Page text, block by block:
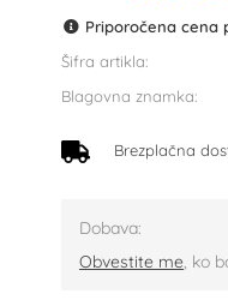
Priporočena cena
Šifra artikla:
Blagovna znamka:
Brezplačna
Dobava:
Obvestite me, ko